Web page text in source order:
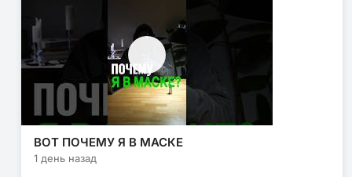
ВОТ ПОЧЕМУ Я В МАСКЕ
1 день назад